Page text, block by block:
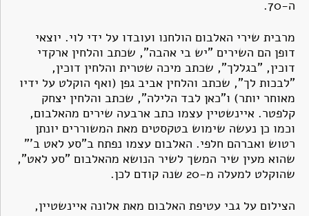
ה-70.
מרבית שירי האלבום הולחנו ועובדו על ידי לוי. יוצאי
דופן הם השירים "יש בי אהבה", שכתב והלחין ארקדי
דוכין, "בגללך", שכתב מיכה שטרית והלחין דוכין,
"לבכות לך", שכתב והלחין אביב גפן (ואף הוקלט על ידיו
מאוחר יותר) ו"כאן לבד הלילה", שכתב והלחין יצחק
קלפטר. איינשטיין עצמו כתב ארבעה שירים מהאלבום,
וכמו כן נעשה שימוש בטקסטים מאת המשוררים יונתן
רטוש ואברהם חלפי. האלבום עצמו נפתח ב"סע לאט ב'"
שהוא מעין שיר המשך לשיר הנושא מהאלבום "סע לאט",
שהוקלט למעלה מ-20 שנה קודם לכן.
הצילום על גבי עטיפת האלבום מאת אלונה איינשטיין,